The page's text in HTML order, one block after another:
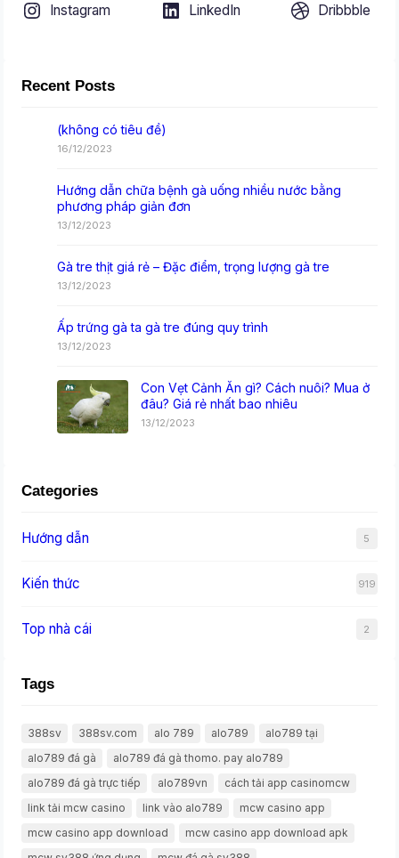
Instagram
LinkedIn Dribbble
Recent Posts
(không có tiêu đề)
16/12/2023
Hướng dẫn chữa bệnh gà uống nhiều nước bằng
phương pháp giản đơn
13/12/2023
Gà tre thịt giá rẻ – Đặc điểm, trọng lượng gà tre
13/12/2023
Ấp trứng gà ta gà tre đúng quy trình
13/12/2023
Con Vẹt Cảnh Ăn gì? Cách nuôi? Mua ở
đâu? Giá rẻ nhất bao nhiêu
13/12/2023
Categories
Hướng dẫn 5
Kiến thức 919
Top nhà cái 2
Tags
388sv 388sv.com alo 789 alo789
alo789 tại
alo789 đá gà
alo789 đá gà thomo. pay alo789
alo789 đá gà trực tiếp
alo789vn
cách tải app casinomcw
link tải mcw casino
link vào alo789
mcw casino app
mcw casino app download
mcw casino app download apk